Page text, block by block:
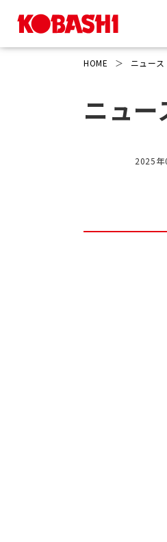
HOME ＞ ニュース
ニュー
2025年